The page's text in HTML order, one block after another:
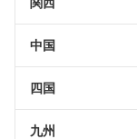
関西
中国
四国
九州